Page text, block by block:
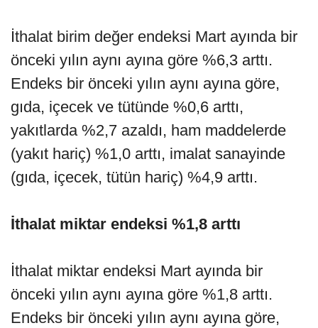
İthalat birim değer endeksi Mart ayında bir
önceki yılın aynı ayına göre %6,3 arttı.
Endeks bir önceki yılın aynı ayına göre,
gıda, içecek ve tütünde %0,6 arttı,
yakıtlarda %2,7 azaldı, ham maddelerde
(yakıt hariç) %1,0 arttı, imalat sanayinde
(gıda, içecek, tütün hariç) %4,9 arttı.
İthalat miktar endeksi %1,8 arttı
İthalat miktar endeksi Mart ayında bir
önceki yılın aynı ayına göre %1,8 arttı.
Endeks bir önceki yılın aynı ayına göre,